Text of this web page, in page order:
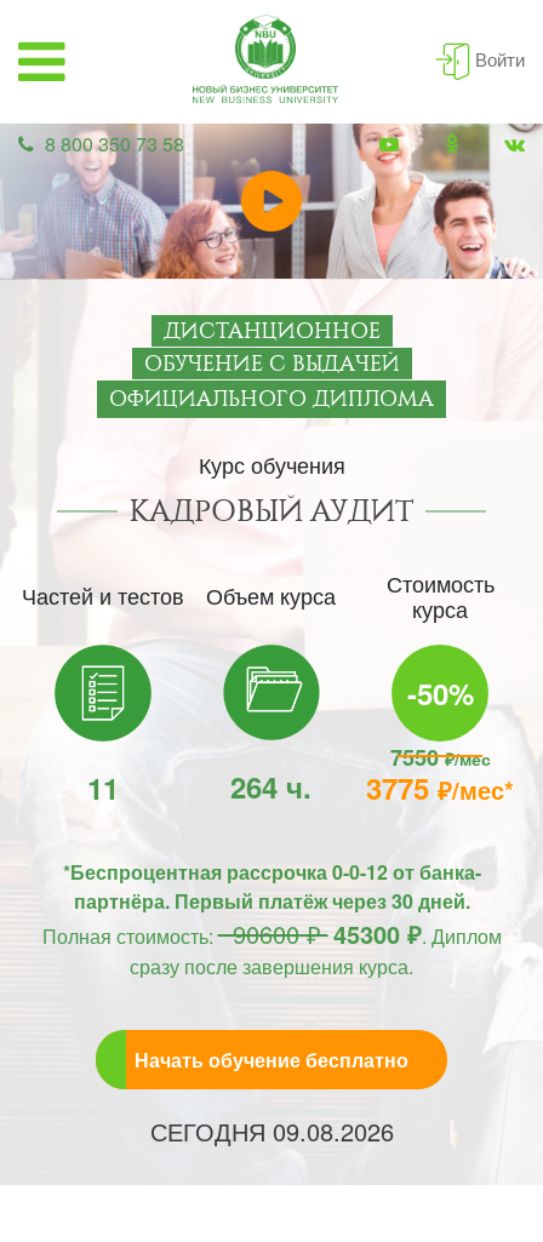
Войти
8 800 350 73 58
ДИСТАНЦИОННОЕ
ОБУЧЕНИЕ С ВЫДАЧЕЙ
ОФИЦИАЛЬНОГО ДИПЛОМА
Курс обучения
КАДРОВЫЙ АУДИТ
Частей и тестов
11
Объем курса
264 ч.
Стоимость
курса
-50%
7550₽/мес
3775₽/мес*
*Беспроцентная рассрочка 0-0-12 от банка-
партнёра. Первый платёж через 30 дней.
Полная стоимость:90600 ₽45300 ₽. Диплом
сразу после завершения курса.
Начать обучение бесплатно
СЕГОДНЯ 09.08.2026